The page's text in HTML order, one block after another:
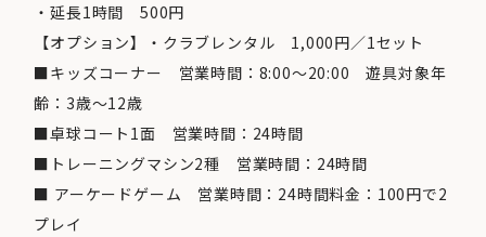
・延長1時間 500円
【オプション】・クラブレンタル 1,000円／1セット
■キッズコーナー 営業時間：8:00～20:00 遊具対象年
齢：3歳～12歳
■卓球コート1面 営業時間：24時間
■トレーニングマシン2種 営業時間：24時間
■ アーケードゲーム 営業時間：24時間料金：100円で2
プレイ